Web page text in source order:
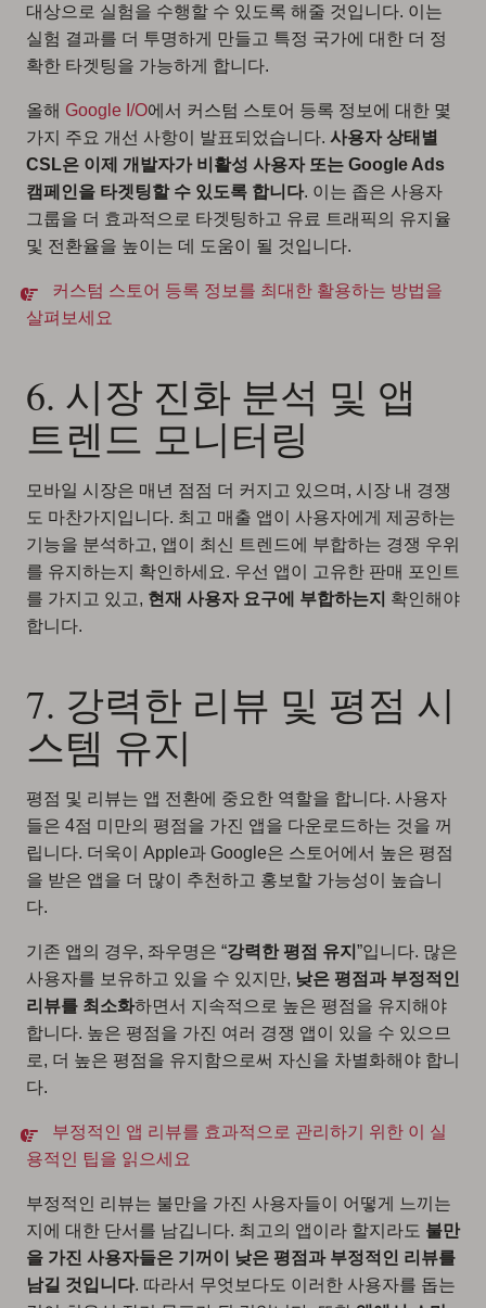
대상으로 실험을 수행할 수 있도록 해줄 것입니다. 이는
실험 결과를 더 투명하게 만들고 특정 국가에 대한 더 정
확한 타겟팅을 가능하게 합니다.
올해 Google I/O에서 커스텀 스토어 등록 정보에 대한 몇
가지 주요 개선 사항이 발표되었습니다. 사용자 상태별
CSL은 이제 개발자가 비활성 사용자 또는 Google Ads
캠페인을 타겟팅할 수 있도록 합니다. 이는 좁은 사용자
그룹을 더 효과적으로 타겟팅하고 유료 트래픽의 유지율
및 전환율을 높이는 데 도움이 될 것입니다.
커스텀 스토어 등록 정보를 최대한 활용하는 방법을
살펴보세요
6. 시장 진화 분석 및 앱
트렌드 모니터링
모바일 시장은 매년 점점 더 커지고 있으며, 시장 내 경쟁
도 마찬가지입니다. 최고 매출 앱이 사용자에게 제공하는
기능을 분석하고, 앱이 최신 트렌드에 부합하는 경쟁 우위
를 유지하는지 확인 하세요. 우선 앱이 고유한 판매 포인트
를 가지고 있고, 현재 사용자 요구에 부합하는지 확인해야
합니다.
7. 강력한 리뷰 및 평점 시
스템 유지
평점 및 리뷰는 앱 전환에 중요한 역할을 합니다. 사용자
들은 4점 미만의 평점을 가진 앱을 다운로드하는 것을 꺼
립니다. 더욱이 Apple과 Google은 스토어에서 높은 평점
을 받은 앱을 더 많이 추천하고 홍보할 가능성이 높습니
다.
기존 앱의 경우, 좌우명은 “강력한 평점 유지 ”입니다. 많은
사용자를 보유하고 있을 수 있지만, 낮은 평점과 부정적인
리뷰를 최소화하면서 지속적으로 높은 평점을 유지해야
합니다. 높은 평점을 가진 여러 경쟁 앱이 있을 수 있으므
로, 더 높은 평점을 유지함으로써 자신을 차별화해야 합니
다.
부정적인 앱 리뷰를 효과적으로 관리하기 위한 이 실
용적인 팁을 읽으세요
부정적인 리뷰는 불만을 가진 사용자들이 어떻게 느끼는
지에 대한 단서를 남깁니다. 최고의 앱이라 할지라도 불만
을 가진 사용자들은 기꺼이 낮은 평점과 부정적인 리뷰를
남길 것입니다. 따라서 무엇보다도 이러한 사용자를 돕는